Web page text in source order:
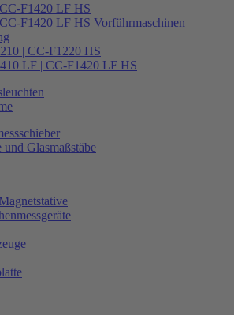
F1420 LF HS
F1420 LF HS Vorführmaschinen
| CC-F1220 HS
LF | CC-F1420 LF HS
und Glasmaßstäbe